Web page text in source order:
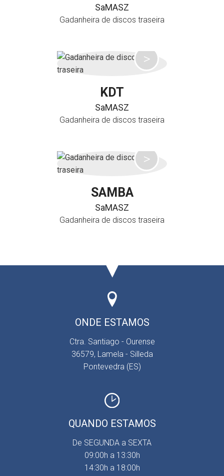
SaMASZ
Gadanheira de discos traseira
KDT
SaMASZ
Gadanheira de discos traseira
SAMBA
SaMASZ
Gadanheira de discos traseira
ONDE ESTAMOS
Ctra. Santiago - Ourense
36579, Lamela - Silleda
Pontevedra (ES)
QUANDO ESTAMOS
De SEGUNDA a SEXTA
09:00h a 13:30h
14:30h a 18:00h